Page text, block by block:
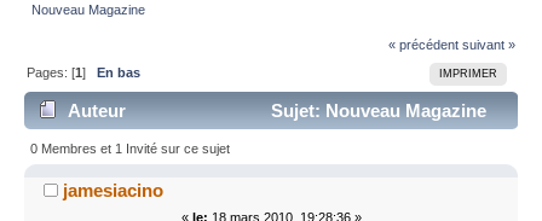
Nouveau Magazine
« précédent suivant »
IMPRIMER
Pages: [1]En bas
Auteur
Sujet: Nouveau Magazine
(Lu 5110 fois)
0 Membres et 1 Invité sur ce sujet
jamesiacino
« le: 18 mars 2010, 19:28:36 »